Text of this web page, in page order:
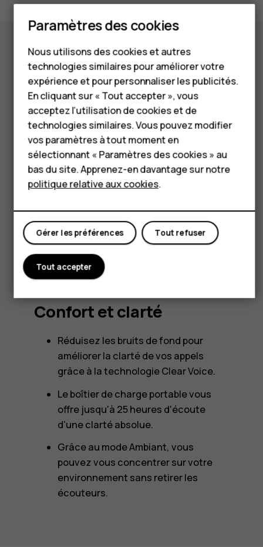
Smartphones
Téléphones classiques
HMD Terra M
Pour les entreprises
Tablettes
Boutique
Mon compte
Confort et clarté
Réduisez les bruits de fond pour
améliorer la clarté de vos appels
grâce à la technologie Clear Voice.
Le boîtier de charge portable vous
offre jusqu'à 25 heures d'écoute
d'une clarté absolue.
Grâce au mode Ambiant, vous
pouvez vous concentrer sur votre
environnement sans retirer les
écouteurs.
Paramètres des cookies
Nous utilisons des cookies et autres
technologies similaires pour améliorer votre
expérience et pour personnaliser les publicités.
En cliquant sur « Tout accepter », vous
acceptez l’utilisation de cookies et de
technologies similaires. Vous pouvez modifier
vos paramètres à tout moment en
sélectionnant « Paramètres des cookies » au
bas du site. Apprenez-en davantage sur notre
politique relative aux cookies.
Tout refuser
Gérer les préférences
Tout accepter